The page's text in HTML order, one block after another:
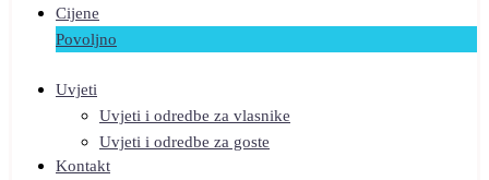
Cijene
Povoljno
Uvjeti
Uvjeti i odredbe za vlasnike
Uvjeti i odredbe za goste
Kontakt